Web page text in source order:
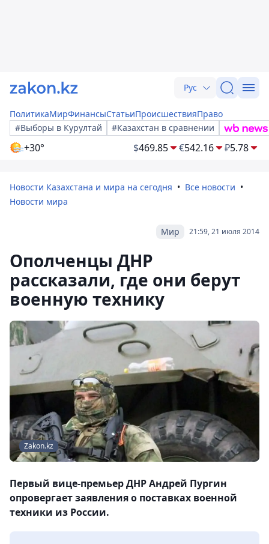
Рус
ПолитикаМирФинансыСтатьиПроисшествияПраво
#Выборы в Курултай
#Казахстан в сравнении
+30° $469.85 €542.16 ₽5.78
Новости Казахстана и мира на сегодня
Все новости
Новости мира
21:59, 21 июля 2014
Мир
Ополченцы ДНР
рассказали, где они берут
военную технику
Zakon.kz
Первый вице-премьер ДНР Андрей Пургин
опровергает заявления о поставках военной
техники из России.